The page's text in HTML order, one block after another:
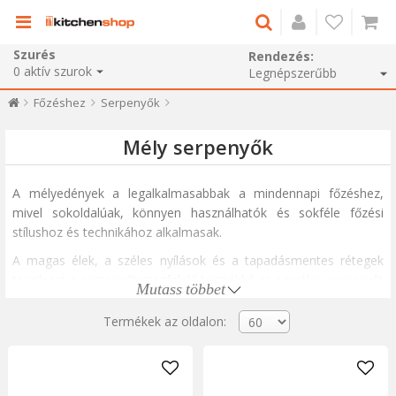
Szurés
0 aktív szurok
Rendezés:
Főzéshez Serpenyők
Mély serpenyők
A mélyedények a legalkalmasabbak a mindennapi főzéshez,
mivel sokoldalúak, könnyen használhatók és sokféle főzési
stílushoz és technikához alkalmasak.
A magas élek, a széles nyílások és a tapadásmentes rétegek
igénylő ételek elkészítéséhez. A mélyedények ideálisak mind az
egyszerű feladatokhoz, mint például a hagyma sütéséhez vagy
mártások és zöldséges pörköltek elkészítéséhez, valamint a
steakek barnításához, olajfürdőben való sütéshez
(mélysütéshez), vagy sós ételek, például pörköltek vagy chili con
Mutass többet
Termékek az oldalon: